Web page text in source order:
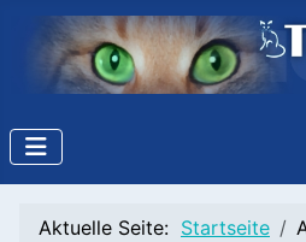
Aktuelle Seite: Startseite